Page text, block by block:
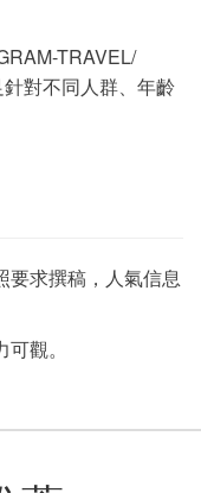
TRAVEL/
對不同人群、年齡
要求撰稿，人氣信息
觀。